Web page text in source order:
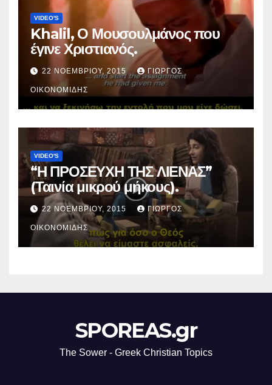
VIDEO'S
Khalil, Ο Μουσουλμάνος που
έγινε Χριστιανός.
22 ΝΟΕΜΒΡΊΟΥ, 2015 ΓΙΏΡΓΟΣ
ΟΙΚΟΝΟΜΊΔΗΣ
VIDEO'S
“Η ΠΡΟΣΕΥΧΗ ΤΗΣ ΛΙΕΝΑΣ”
(Ταινία μικρού μήκους).
22 ΝΟΕΜΒΡΊΟΥ, 2015 ΓΙΏΡΓΟΣ
ΟΙΚΟΝΟΜΊΔΗΣ
SPOREAS.gr
The Sower - Greek Christian Topics